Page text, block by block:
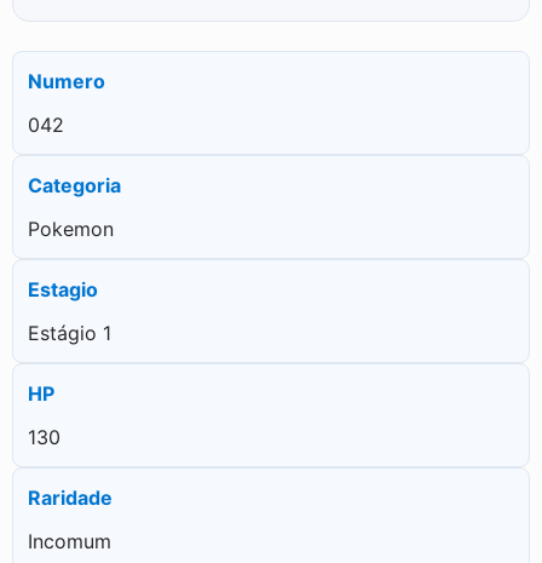
Numero
042
Categoria
Pokemon
Estagio
Estágio 1
HP
130
Raridade
Incomum